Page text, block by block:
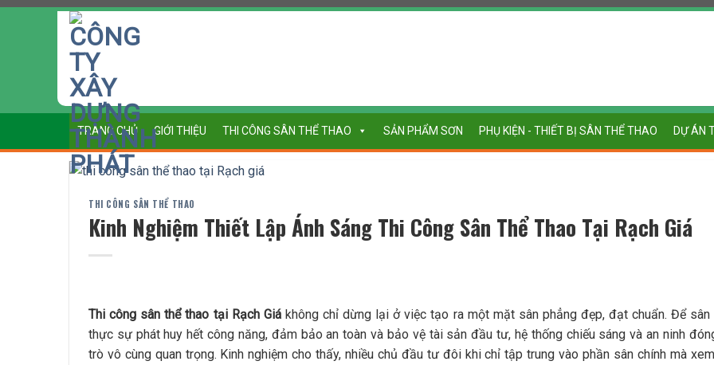
TRANG CHỦ GIỚI THIỆU THI CÔNG SÂN THỂ THAO SẢN PHẨM SƠN PHỤ KIỆN - THIẾT BỊ SÂN THỂ THAO DỰ ÁN
THI CÔNG SÂN THỂ THAO
Kinh Nghiệm Thiết Lập Ánh Sáng Thi Công Sân Thể Thao Tại Rạch Giá
Thi công sân thể thao tại Rạch Giákhông chỉ dừng lại ở việc tạo ra một mặt sân phẳng đẹp, đạt chuẩn. Để sân
thực sự phát huy hết công năng, đảm bảo an toàn và bảo vệ tài sản đầu tư, hệ thống chiếu sáng và an ninh
trò vô cùng quan trọng. Kinh nghiệm cho thấy, nhiều chủ đầu tư đôi khi chỉ tập trung vào phần sân chính mà